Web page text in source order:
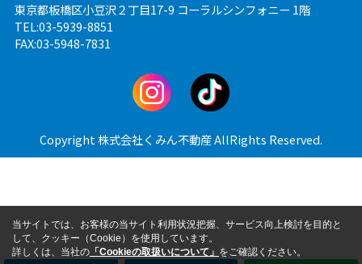
東京都板橋区小豆沢２丁目17-9 コーラルシンフォニー 1階
TEL:03-5939-8851
FAX:03-5948-7831
Copyright 株式会社くみん不動産 AllRights Reserved.
当サイトでは、お客様の当サイト利用状況把握、サービス向上検討を目的と
して、クッキー（Cookie）を使用しています。
詳しくは、当社の 「Cookieの取扱いについて」 をご確認ください。